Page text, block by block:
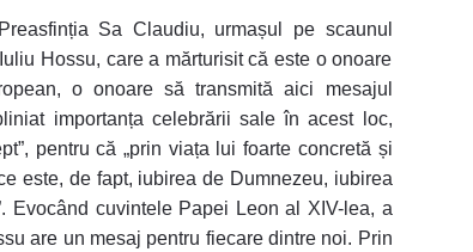
Sa Claudiu, urmașul pe scaunul
Hossu, care a mărturisit că este o onoare
o onoare să transmită aici mesajul
importanța celebrării sale în acest loc,
pentru că „prin viața lui foarte concretă și
este, de fapt, iubirea de Dumnezeu, iubirea
Evocând cuvintele Papei Leon al XIV-lea, a
are un mesaj pentru fiecare dintre noi. Prin